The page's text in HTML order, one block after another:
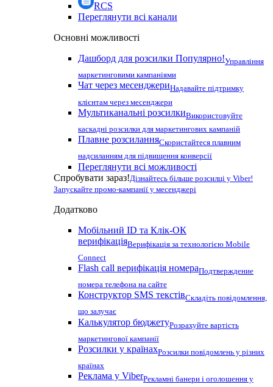
RCS
Переглянути всі канали
Основні можливості
Дашборд для розсилки Популярно!Управління
маркетинговими кампаніями
Чат через месенджериНадавайте підтримку
клієнтам через месенджери
Мультиканальні розсилкиВикористовуйте
каскадні розсилки для маркетингових кампаній
Плавне розсиланняСкористайтеся плавним
надсиланням для підвищення конверсії
Переглянути всі можливості
Спробувати зараз!Дізнайтесь більше розсилці у Viber!
Запускайте промо-кампанії у месенджері
Додатково
Мобільний ID та Клік-ОК
верифікаціяВерифікація за технологією Mobile
Connect
Flash call верифікація номераПодтверждение
номера телефона на сайте
Конструктор SMS текстівСкладіть повідомлення,
що залучає
Калькулятор бюджетуРозрахуйте вартість
маркетингової кампанії
Розсилки у країнахРозсилки повідомлень у різних
країнах
Реклама у ViberРекламні банери і оголошення у